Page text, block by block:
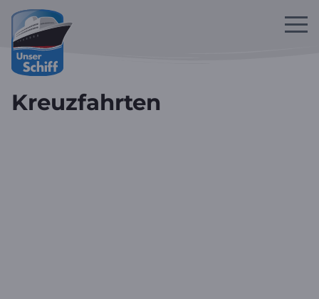
Zum Hauptinhalt springen
Kreuzfahrten